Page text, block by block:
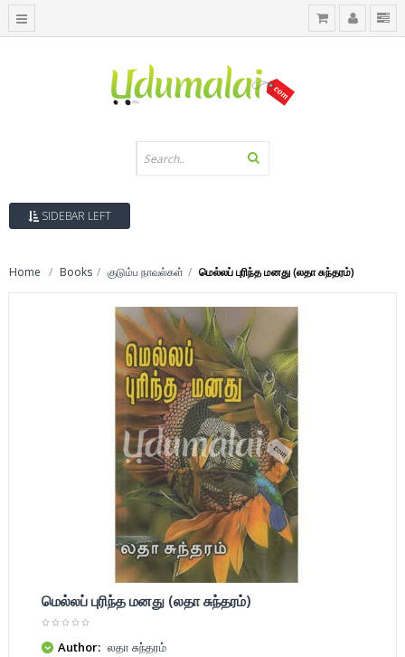
SIDEBAR LEFT
Home Books குடும்ப நாவல்கள் மெல்லப் புரிந்த மனது (லதா சுந்தரம்)
மெல்லப் புரிந்த மனது (லதா சுந்தரம்)
Author: லதா சுந்தரம்